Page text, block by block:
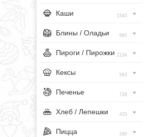
Каши 1543
Блины / Оладьи 965
Пироги / Пирожки 2134
Кексы 563
Печенье 728
Хлеб / Лепешки 433
Пицца 260